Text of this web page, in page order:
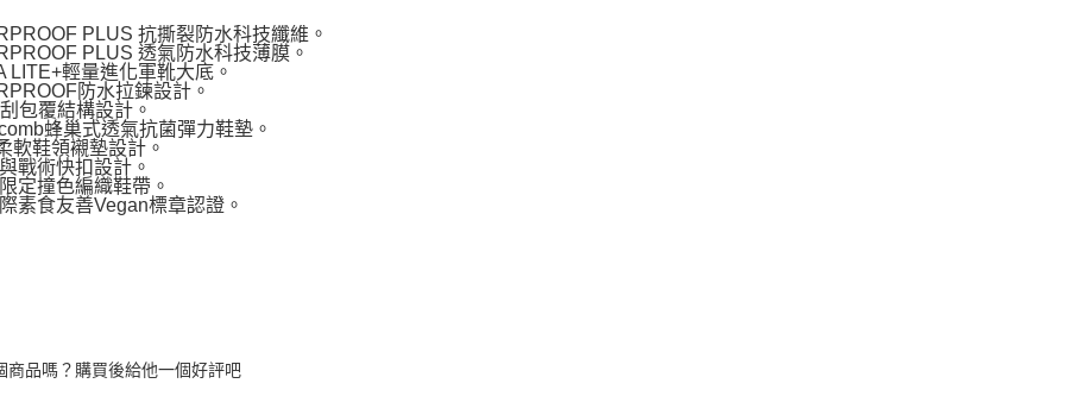
PLUS 抗撕裂防水科技纖維。
PLUS 透氣防水科技薄膜。
LITE+輕量進化軍靴大底。
防水拉鍊設計。
包覆結構設計。
蜂巢式透氣抗菌彈力鞋墊。
軟鞋領襯墊設計。
戰術快扣設計。
定撞色編織鞋帶。
素食友善Vegan標章認證。
商品嗎？購買後給他一個好評吧